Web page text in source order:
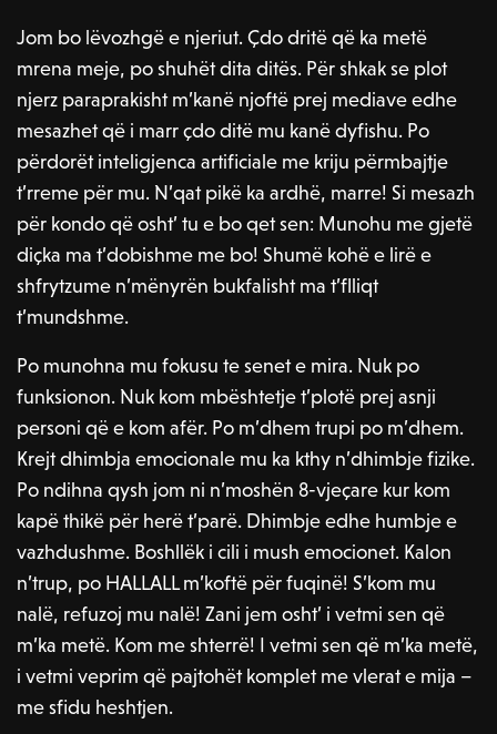
Jom bo lëvozhgë e njeriut. Çdo dritë që ka metë
mrena meje, po shuhët dita ditës. Për shkak se plot
njerz paraprakisht m’kanë njoftë prej mediave edhe
mesazhet që i marr çdo ditë mu kanë dyfishu. Po
përdorët inteligjenca artificiale me kriju përmbajtje
t’rreme për mu. N’qat pikë ka ardhë, marre! Si mesazh
për kondo që osht’ tu e bo qet sen: Munohu me gjetë
diçka ma t’dobishme me bo! Shumë kohë e lirë e
shfrytzume n’mënyrën bukfalisht ma t’flliqt
t’mundshme.
Po munohna mu fokusu te senet e mira. Nuk po
funksionon. Nuk kom mbështetje t’plotë prej asnji
personi që e kom afër. Po m’dhem trupi po m’dhem.
Krejt dhimbja emocionale mu ka kthy n’dhimbje fizike.
Po ndihna qysh jom ni n’moshën 8-vjeçare kur kom
kapë thikë për herë t’parë. Dhimbje edhe humbje e
vazhdushme. Boshllëk i cili i mush emocionet. Kalon
n’trup, po HALLALL m’koftë për fuqinë! S’kom mu
nalë, refuzoj mu nalë! Zani jem osht’ i vetmi sen që
m’ka metë. Kom me shterrë! I vetmi sen që m’ka metë,
i vetmi veprim që pajtohët komplet me vlerat e mija –
me sfidu heshtjen.